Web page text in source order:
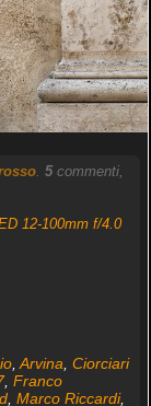
. 5commenti,
12-100mm f/4.0
, Arvina Ciorciari
, Franco
, Marco Riccardi,